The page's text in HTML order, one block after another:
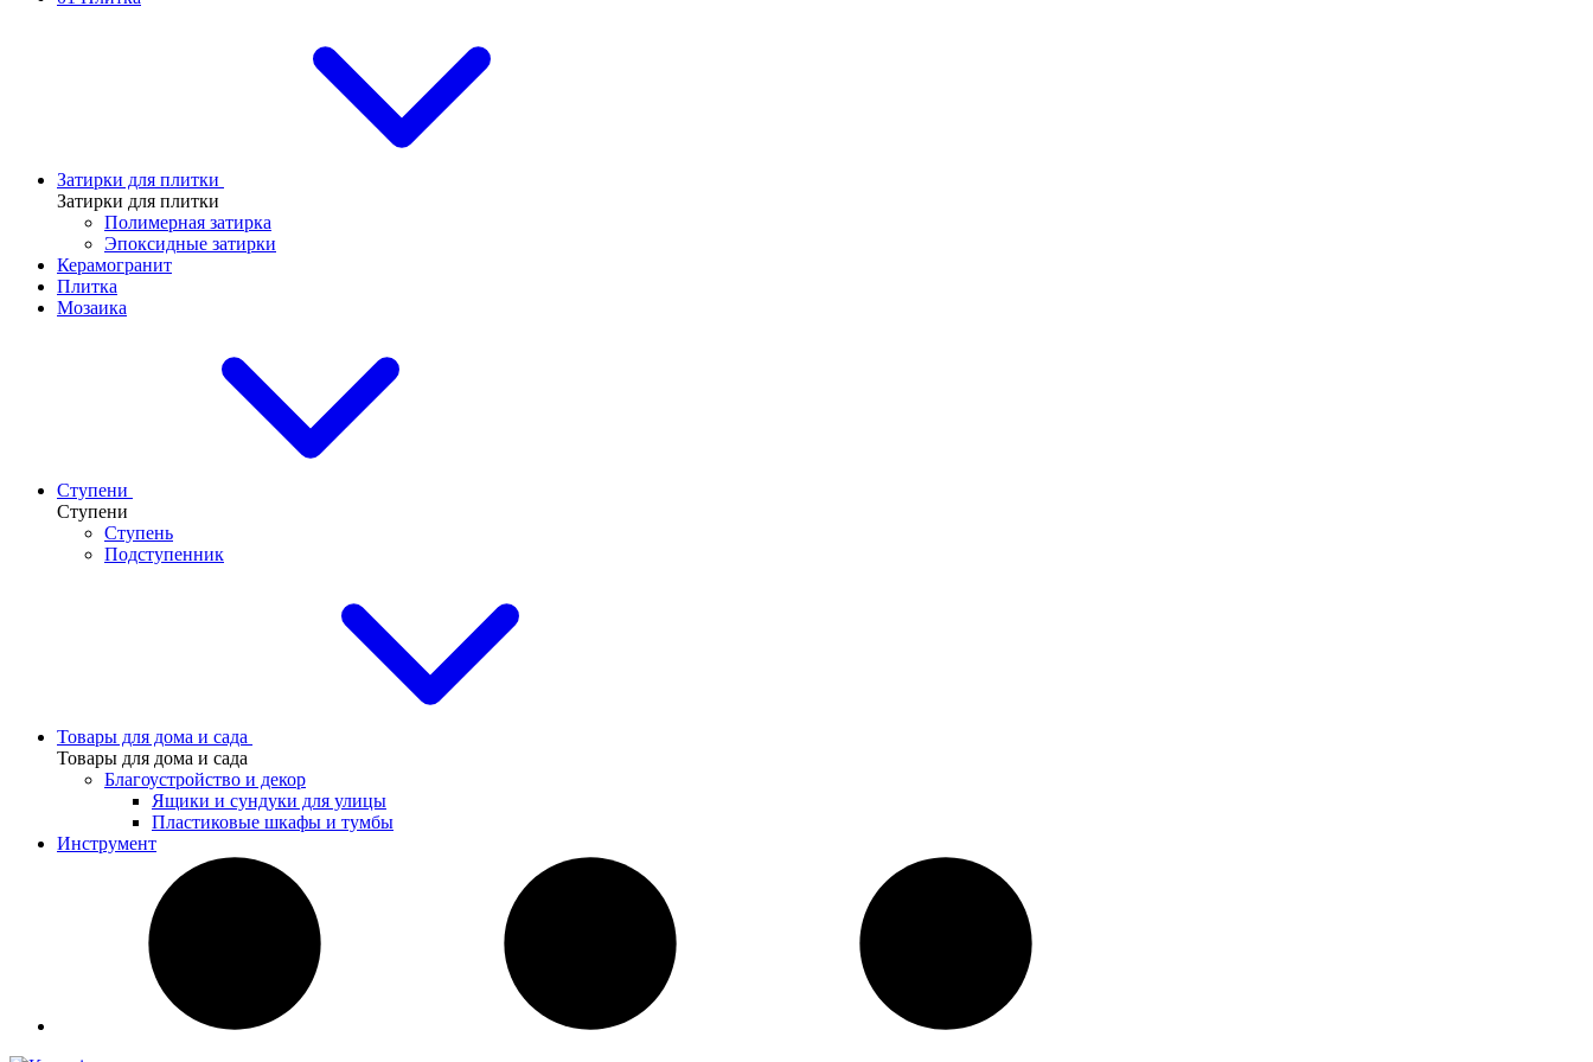
Затирки для плитки
Затирки для плитки
Полимерная затирка
Эпоксидные затирки
Керамогранит
Плитка
Мозаика
Ступени
Ступени
Ступень
Подступенник
Товары для дома и сада
Товары для дома и сада
Благоустройство и декор
Ящики и сундуки для улицы
Пластиковые шкафы и тумбы
Инструмент